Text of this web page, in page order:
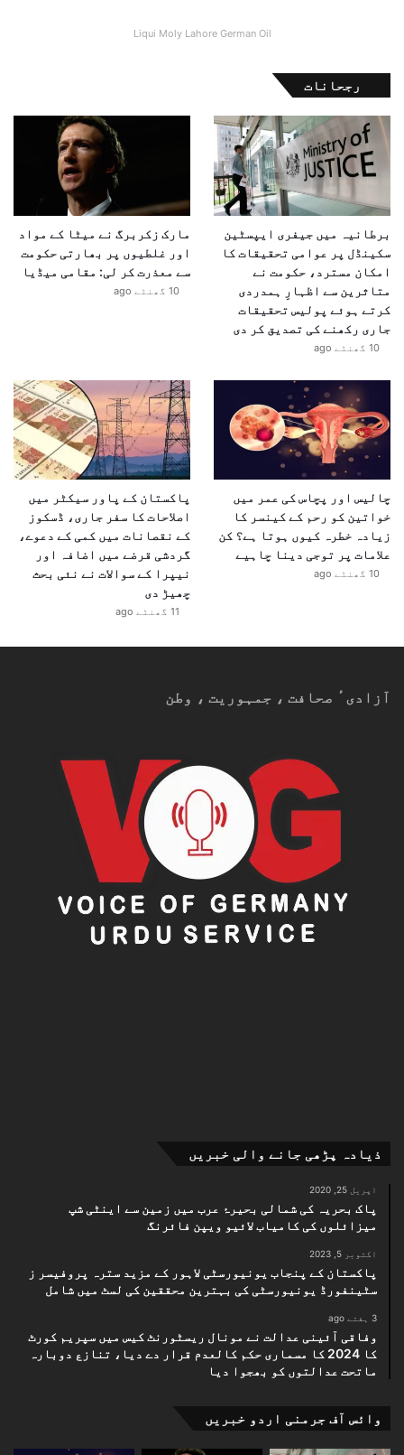
Liqui Moly Lahore German Oil
رجحانات
برطانیہ میں جیفری ایپسٹین
سکینڈل پر عوامی تحقیقات کا
امکان مسترد، حکومت نے
متاثرین سے اظہارِ ہمدردی
کرتے ہوئے پولیس تحقیقات
جاری رکھنے کی تصدیق کر دی
10 گھنٹے ago
مارک زکربرگ نے میٹا کے مواد
اور غلطیوں پر بھارتی حکومت
سے معذرت کر لی: مقامی میڈیا
10 گھنٹے ago
چالیس اور پچاس کی عمر میں
خواتین کو رحم کے کینسر کا
زیادہ خطرہ کیوں ہوتا ہے؟ کن
علامات پر توجی دینا چاہیے
10 گھنٹے ago
پاکستان کے پاور سیکٹر میں
اصلاحات کا سفر جاری، ڈسکوز
کے نقصانات میں کمی کے دعوے،
گردشی قرضے میں اضافہ اور
نیپرا کے سوالات نے نئی بحث
چھیڑ دی
11 گھنٹے ago
آزادیٴ صحافت ، جمہوریت ، وطن
ذیادہ پڑھی جانے والی خبریں
اپریل 25, 2020
پاک بحریہ کی شمالی بحیرۂ عرب میں زمین سے اینٹی شپ
میزائلوں کی کامیاب لائیو ویپن فائرنگ
اکتوبر 5, 2023
پاکستان کے پنجاب یونیورسٹی لاہور کے مزید سترہ پروفیسر ز
سٹینفورڈ یونیورسٹی کی بہترین محققین کی لسٹ میں شامل
3 ہفتے ago
وفاقی آئینی عدالت نے مونال ریسٹورنٹ کیس میں سپریم کورٹ
کا 2024 کا مسماری حکم کالعدم قرار دے دیا، تنازع دوبارہ
ماتحت عدالتوں کو بھجوا دیا
وائس آف جرمنی اردو خبریں